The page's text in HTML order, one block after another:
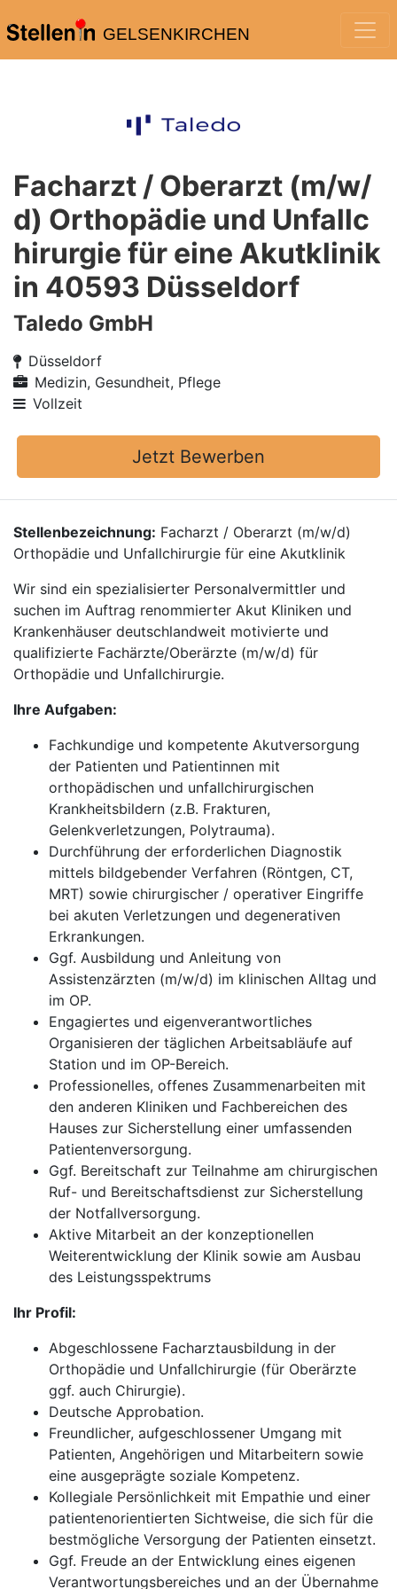
GELSENKIRCHEN
Facharzt / Oberarzt (m/w/
d) Orthopädie und Unfallc
hirurgie für eine Akutklinik
in 40593 Düsseldorf
Taledo GmbH
Düsseldorf
Medizin, Gesundheit, Pflege
Vollzeit
Jetzt Bewerben
Stellenbezeichnung: Facharzt / Oberarzt (m/w/d)
Orthopädie und Unfallchirurgie für eine Akutklinik
Wir sind ein spezialisierter Personalvermittler und
suchen im Auftrag renommierter Akut Kliniken und
Krankenhäuser deutschlandweit motivierte und
qualifizierte Fachärzte/Oberärzte (m/w/d) für
Orthopädie und Unfallchirurgie.
Ihre Aufgaben:
Fachkundige und kompetente Akutversorgung
der Patienten und Patientinnen mit
orthopädischen und unfallchirurgischen
Krankheitsbildern (z.B. Frakturen,
Gelenkverletzungen, Polytrauma).
Durchführung der erforderlichen Diagnostik
mittels bildgebender Verfahren (Röntgen, CT,
MRT) sowie chirurgischer / operativer Eingriffe
bei akuten Verletzungen und degenerativen
Erkrankungen.
Ggf. Ausbildung und Anleitung von
Assistenzärzten (m/w/d) im klinischen Alltag und
im OP.
Engagiertes und eigenverantwortliches
Organisieren der täglichen Arbeitsabläufe auf
Station und im OP-Bereich.
Professionelles, offenes Zusammenarbeiten mit
den anderen Kliniken und Fachbereichen des
Hauses zur Sicherstellung einer umfassenden
Patientenversorgung.
Ggf. Bereitschaft zur Teilnahme am chirurgischen
Ruf- und Bereitschaftsdienst zur Sicherstellung
der Notfallversorgung.
Aktive Mitarbeit an der konzeptionellen
Weiterentwicklung der Klinik sowie am Ausbau
des Leistungsspektrums
Ihr Profil:
Abgeschlossene Facharztausbildung in der
Orthopädie und Unfallchirurgie (für Oberärzte
ggf. auch Chirurgie).
Deutsche Approbation.
Freundlicher, aufgeschlossener Umgang mit
Patienten, Angehörigen und Mitarbeitern sowie
eine ausgeprägte soziale Kompetenz.
Kollegiale Persönlichkeit mit Empathie und einer
patientenorientierten Sichtweise, die sich für die
bestmögliche Versorgung der Patienten einsetzt.
Ggf. Freude an der Entwicklung eines eigenen
Verantwortungsbereiches und an der Übernahme